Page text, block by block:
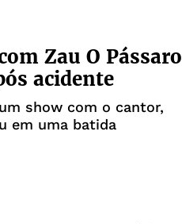
Zau O Pássaro
acidente
show com o cantor,
em uma batida